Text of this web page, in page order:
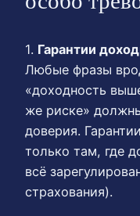
1. Гарантии
Любые фразы
«доходность
же риске»
доверия.
только там, где
всё
страхования).